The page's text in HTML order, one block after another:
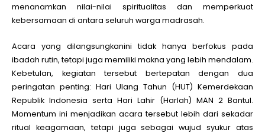
menanamkan nilai-nilai spiritualitas dan memperkuat
kebersamaan di antara seluruh warga madrasah.
Acara yang dilangsungkanini tidak hanya berfokus pada
ibadah rutin, tetapi juga memiliki makna yang lebih mendalam.
Kebetulan, kegiatan tersebut bertepatan dengan dua
peringatan penting: Hari Ulang Tahun (HUT) Kemerdekaan
Republik Indonesia serta Hari Lahir (Harlah) MAN 2 Bantul.
Momentum ini menjadikan acara tersebut lebih dari sekadar
ritual keagamaan, tetapi juga sebagai wujud syukur atas